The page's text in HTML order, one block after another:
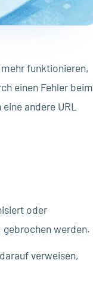
funktionieren,
einen Fehler beim
andere URL
oder
werden.
verweisen,